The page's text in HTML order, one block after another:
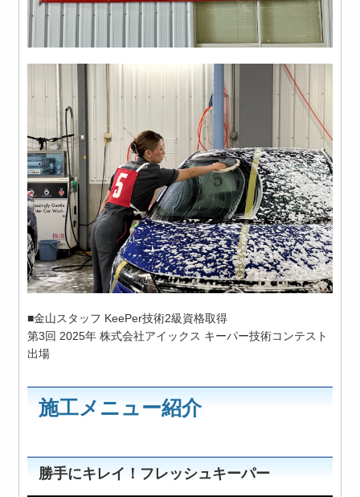
■金山スタッフ KeePer技術2級資格取得
第3回 2025年 株式会社アイックス キーパー技術コンテスト
出場
施工メニュー紹介
勝手にキレイ！フレッシュキーパー